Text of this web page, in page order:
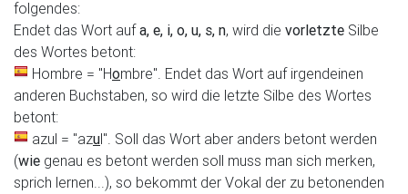
folgendes:
Endet das Wort aufa, e, i, o, u, s, n, wird die vorletzte Silbe
des Wortes betont:
Hombre = "Hombre". Endet das Wort auf irgendeinen
anderen Buchstaben, so wird die letzte Silbe des Wortes
betont:
azul = "azul". Soll das Wort aber anders betont werden
(wie genau es betont werden soll muss man sich merken,
sprich lernen...), so bekommt der Vokal der zu betonenden